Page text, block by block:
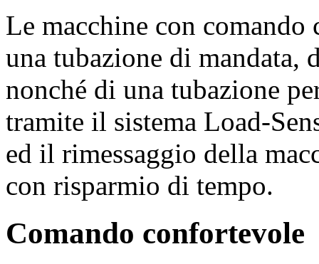
Le macchine con
una tubazione di mandata,
nonché di una tubazione
tramite il sistema Load-
ed il rimessaggio della
con risparmio di tempo.
Comando confortevole